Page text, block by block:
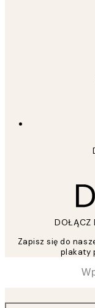
DOŁĄCZ
Zapisz się do
plakaty